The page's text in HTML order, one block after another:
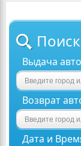
Выдача
Возврат
Дата и